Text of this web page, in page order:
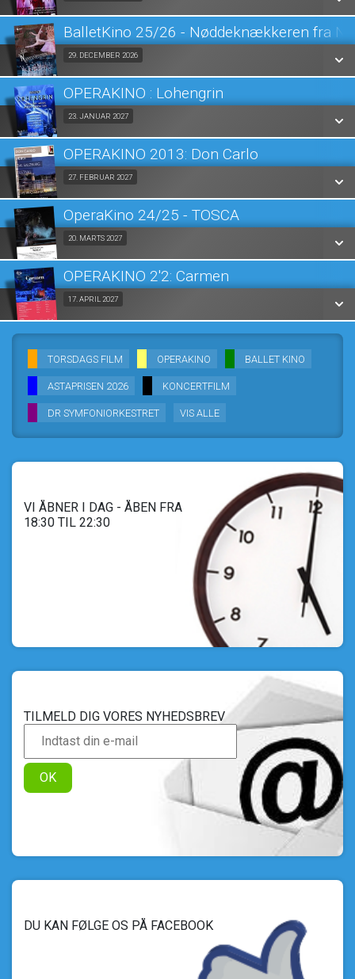
LÆS MERE
SE ALLE DAGE
LÆS MERE
BalletKino 25/26 - Nøddeknækkeren fra
29. DECEMBER 2026
SE ALLE DAGE
LÆS MERE
OPERAKINO : Lohengrin
23. JANUAR 2027
SE ALLE DAGE
LÆS MERE
OPERAKINO 2013: Don Carlo
27. FEBRUAR 2027
SE ALLE DAGE
LÆS MERE
OperaKino 24/25 - TOSCA
20. MARTS 2027
SE ALLE DAGE
LÆS MERE
OPERAKINO 2'2: Carmen
17. APRIL 2027
SE ALLE DAGE
LÆS MERE
TORSDAGS FILM OPERAKINO BALLET KINO
ASTAPRISEN 2026 KONCERTFILM
DR SYMFONIORKESTRET VIS ALLE
VI ÅBNER I DAG - ÅBEN FRA
18:30 TIL 22:30
TILMELD DIG VORES NYHEDSBREV
OK
DU KAN FØLGE OS PÅ FACEBOOK